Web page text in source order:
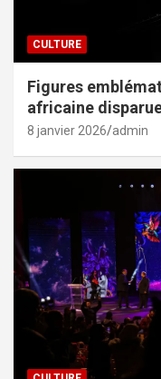
CULTURE
Figures
africaine
8 janvier 2026 admin